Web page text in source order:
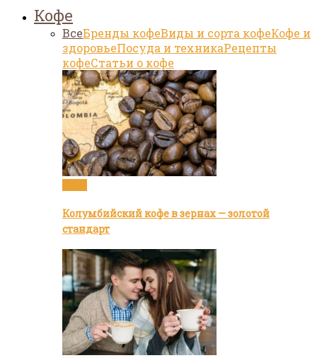
Кофе
ВсеБренды кофеВиды и сорта кофеКофе и
здоровьеПосуда и техникаРецепты
кофеСтатьи о кофе
Колумбийский кофе в зернах — золотой
стандарт